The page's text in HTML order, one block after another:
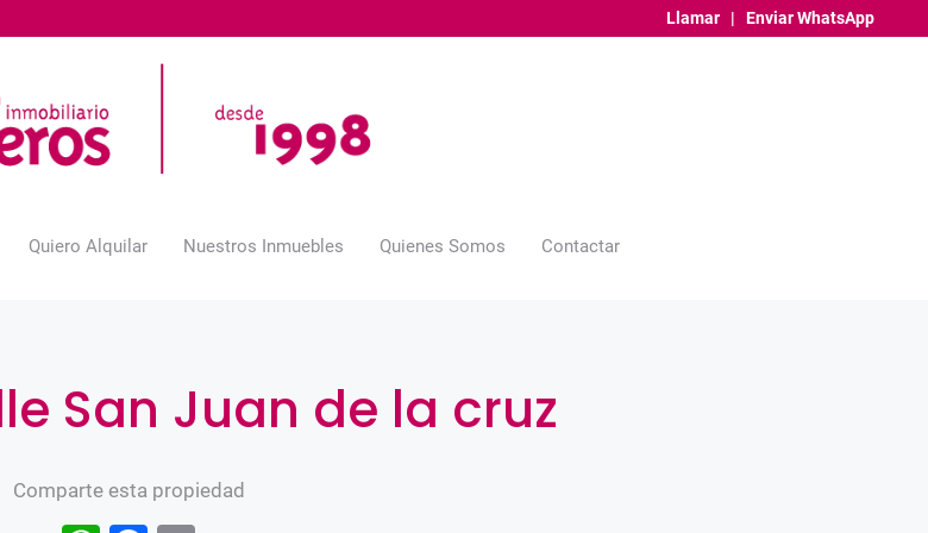
Llamar | Enviar WhatsApp
Quiero Alquilar Nuestros Inmuebles Quienes Somos Contactar
San Juan de la cruz
Comparte esta propiedad